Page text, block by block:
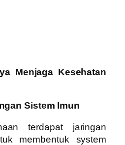
Menjaga Kesehatan
Sistem Imun
terdapat jaringan
membentuk system